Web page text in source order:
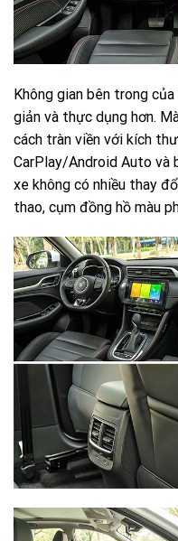
Không gian bên trong
giản và thực dụng hơn.
cách tràn viền với kích
CarPlay/Android Auto và
xe không có nhiều thay
thao, cụm đồng hồ màu